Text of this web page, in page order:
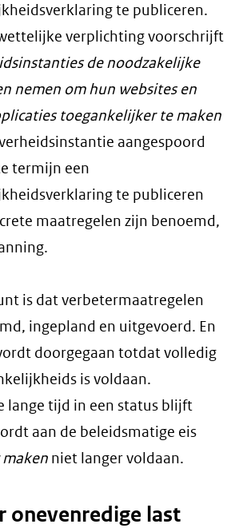
te publiceren.
verplichting voorschrijft
de noodzakelijke
nemen om hun websites en
toegankelijker te maken
aangespoord
termijn een
te publiceren
maatregelen zijn benoemd,
is dat verbetermaatregelen
ingepland en uitgevoerd. En
doorgegaan totdat volledig
is voldaan.
lange tijd in een status blijft
aan de beleidsmatige eis
niet langer voldaan.
onevenredige last